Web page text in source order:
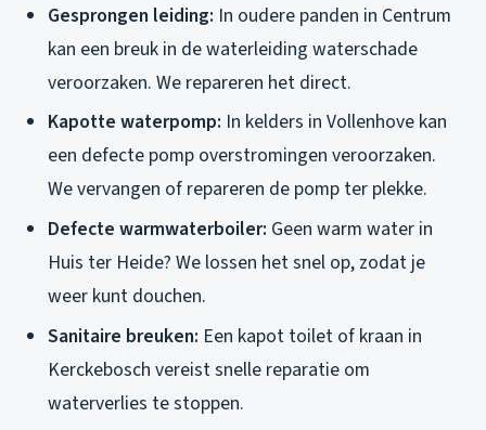
Gesprongen leiding: In oudere panden in Centrum
kan een breuk in de waterleiding waterschade
veroorzaken. We repareren het direct.
Kapotte waterpomp: In kelders in Vollenhove kan
een defecte pomp overstromingen veroorzaken.
We vervangen of repareren de pomp ter plekke.
Defecte warmwaterboiler: Geen warm water in
Huis ter Heide? We lossen het snel op, zodat je
weer kunt douchen.
Sanitaire breuken: Een kapot toilet of kraan in
Kerckebosch vereist snelle reparatie om
waterverlies te stoppen.